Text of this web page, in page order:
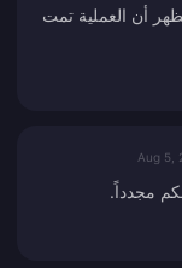
أن العملية تمت
Aug 5,
مجدداً.